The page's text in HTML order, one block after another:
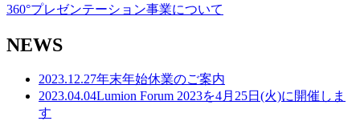
360°プレゼンテーション事業について
NEWS
2023.12.27年末年始休業のご案内
2023.04.04Lumion Forum 2023を4月25日(火)に開催しま
す